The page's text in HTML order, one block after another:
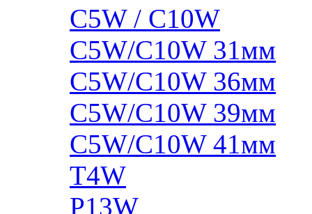
C5W / C10W
C5W/C10W 31мм
C5W/C10W 36мм
C5W/C10W 39мм
C5W/C10W 41мм
T4W
P13W